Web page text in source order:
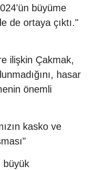
büyüme
de ortaya çıktı."
ilişkin Çakmak,
hasar
önemli
kasko ve
büyük